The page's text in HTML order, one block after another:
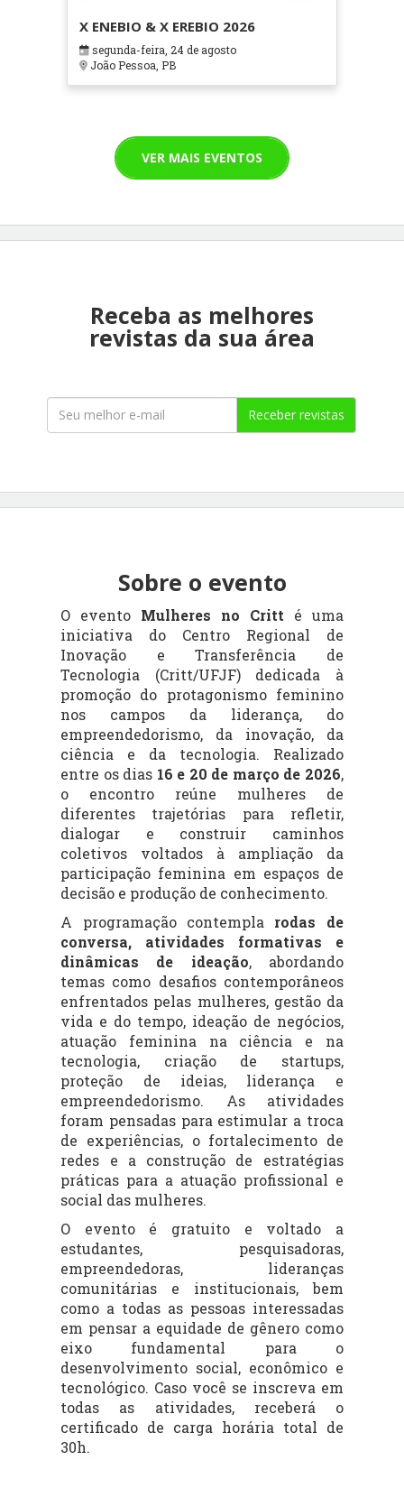
X ENEBIO & X EREBIO 2026
segunda-feira, 24 de agosto
João Pessoa, PB
VER MAIS EVENTOS
Receba as melhores
revistas da sua área
Receber revistas
Sobre o evento
O evento Mulheres no Critt é uma
iniciativa do Centro Regional de
Inovação e Transferência de
Tecnologia (Critt/UFJF) dedicada à
promoção do protagonismo feminino
nos campos da liderança, do
empreendedorismo, da inovação, da
ciência e da tecnologia. Realizado
entre os dias 16 e 20 de março de 2026,
o encontro reúne mulheres de
diferentes trajetórias para refletir,
dialogar e construir caminhos
coletivos voltados à ampliação da
participação feminina em espaços de
decisão e produção de conhecimento.
A programação contempla rodas de
conversa, atividades formativas e
dinâmicas de ideação, abordando
temas como desafios contemporâneos
enfrentados pelas mulheres, gestão da
vida e do tempo, ideação de negócios,
atuação feminina na ciência e na
tecnologia, criação de startups,
proteção de ideias, liderança e
empreendedorismo. As atividades
foram pensadas para estimular a troca
de experiências, o fortalecimento de
redes e a construção de estratégias
práticas para a atuação profissional e
social das mulheres.
O evento é gratuito e voltado a
estudantes, pesquisadoras,
empreendedoras, lideranças
comunitárias e institucionais, bem
como a todas as pessoas interessadas
em pensar a equidade de gênero como
eixo fundamental para o
desenvolvimento social, econômico e
tecnológico. Caso você se inscreva em
todas as atividades, receberá o
certificado de carga horária total de
30h.